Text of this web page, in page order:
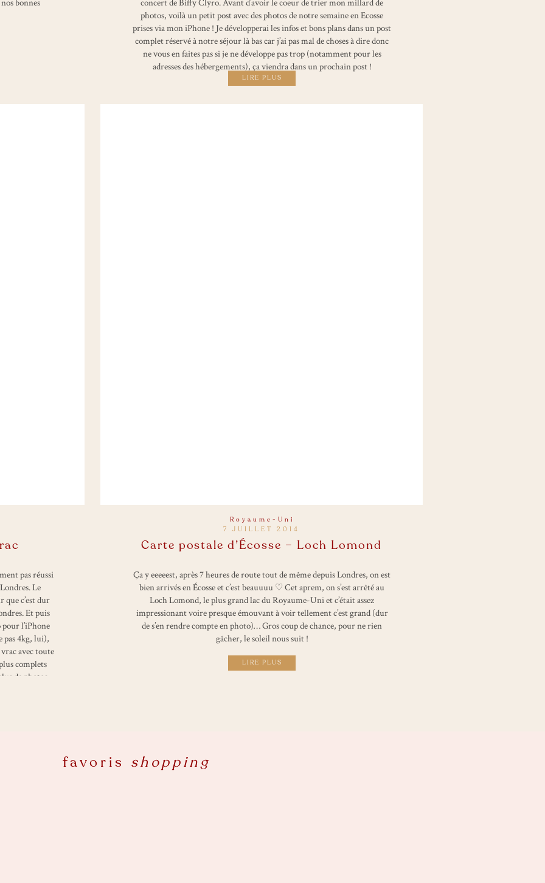
bonnes
concert de Biffy Clyro. Avant d’avoir le coeur de trier mon millard de
photos, voilà un petit post avec des photos de notre semaine en Ecosse
prises via mon iPhone ! Je développerai les infos et bons plans dans un post
complet réservé à notre séjour là bas car j’ai pas mal de choses à dire donc
ne vous en faites pas si je ne développe pas trop (notamment pour les
adresses des hébergements), ça viendra dans un prochain post !
LIRE PLUS
pas réussi
Le
c’est dur
Et puis
l’iPhone
pas 4kg, lui),
avec toute
complets
de photos
Ça y eeeeest, après 7 heures de route tout de même depuis Londres, on est
bien arrivés en Écosse et c’est beauuuu ♡ Cet aprem, on s’est arrêté au
Loch Lomond, le plus grand lac du Royaume-Uni et c’était assez
impressionant voire presque émouvant à voir tellement c’est grand (dur
de s’en rendre compte en photo)… Gros coup de chance, pour ne rien
gâcher, le soleil nous suit !
7 JUILLET 2014
Carte postale d’Écosse – Loch Lomond
LIRE PLUS
Royaume-Uni
favoris shopping